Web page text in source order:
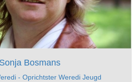
Sonja Bosmans
- Oprichtster Weredi Jeugd